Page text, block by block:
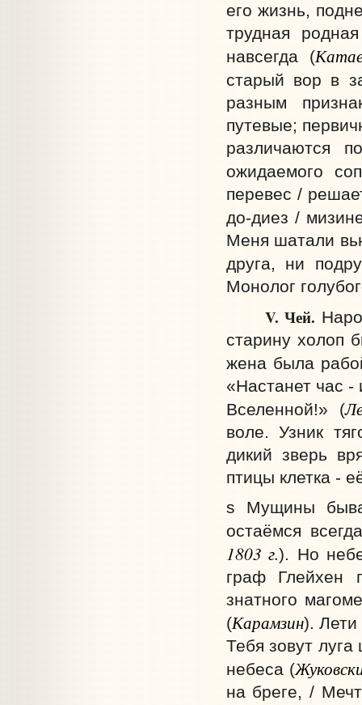
его жизнь,
трудная
навсегда (
старый вор в
разным
путевые;
различаются
ожидаемого
перевес /
до-диез /
Меня шатали
друга, ни
Монолог
V. Чей.
старину холоп
жена была
«Настанет час
Вселенной!» (
воле. Узник
дикий зверь
птицы клетка -
s Мущины
остаёмся
1803 г.). Но
граф Глейхен
знатного
(Карамзин). Лети
Тебя зовут
небеса (
на бреге, /